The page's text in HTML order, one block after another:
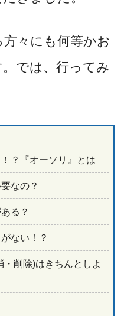
々にも何等かお
では、行ってみ
？『オーソリ』とは
なの？
る？
ない！？
削除)はきちんとしよ